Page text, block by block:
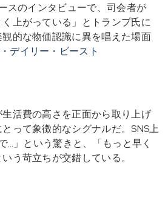
スのインタビューで、司会者が
く上がっている」とトランプ氏に
的な物価認識に異を唱えた場面
デイリー・ビースト
活費の高さを正面から取り上げ
って象徴的なシグナルだ。SNS上
…」という驚きと、「もっと早く
う苛立ちが交錯している。